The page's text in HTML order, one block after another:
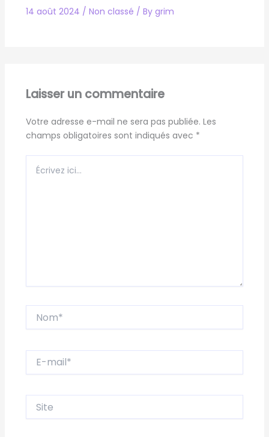
14 août 2024 / Non classé / By grim
Laisser un commentaire
Votre adresse e-mail ne sera pas publiée. Les
champs obligatoires sont indiqués avec *
ici…
mail*